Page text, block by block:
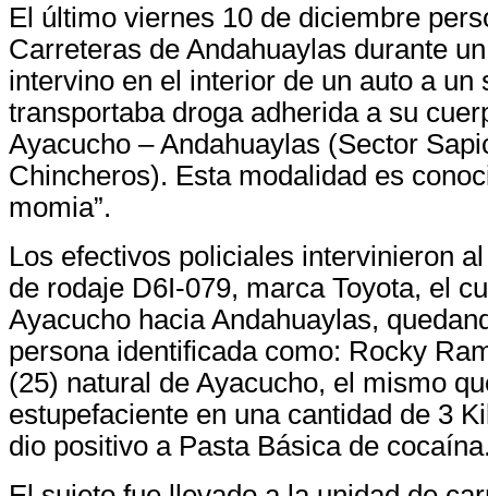
El último viernes 10 de diciembre
Carreteras de Andahuaylas durante
intervino en el interior de un auto a un
transportaba droga adherida a su
Ayacucho – Andahuaylas (Sector
Chincheros). Esta modalidad es
momia”.
Los efectivos policiales intervinieron
de rodaje D6I-079, marca Toyota, el
Ayacucho hacia Andahuaylas,
persona identificada como: Rocky
(25) natural de Ayacucho, el mismo
estupefaciente en una cantidad de 3
dio positivo a Pasta Básica de